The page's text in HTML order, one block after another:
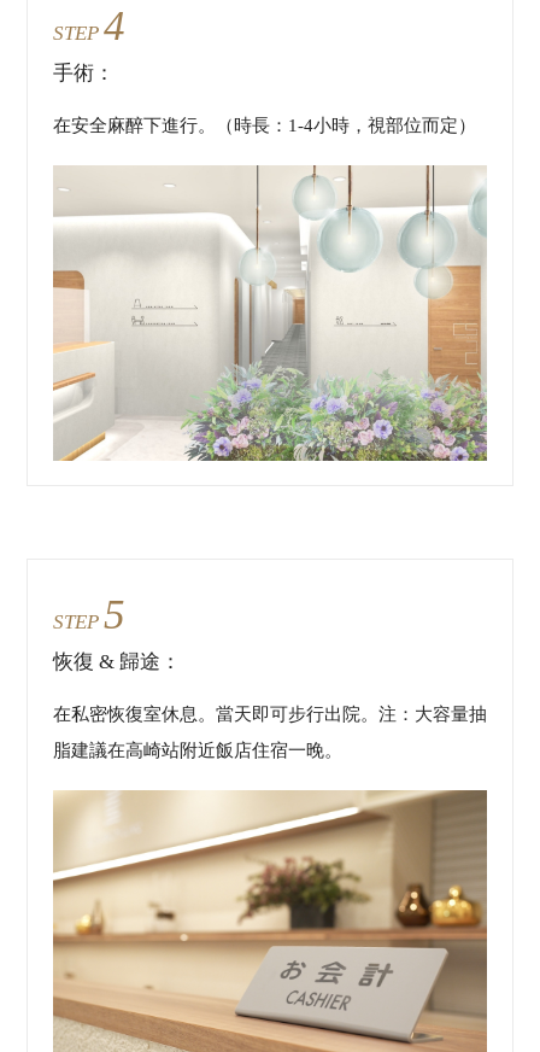
STEP 4
手術：
在安全麻醉下進行。（時長：1-4小時，視部位而定）
STEP 5
恢復 & 歸途：
在私密恢復室休息。當天即可步行出院。注：大容量抽
脂建議在高崎站附近飯店住宿一晚。